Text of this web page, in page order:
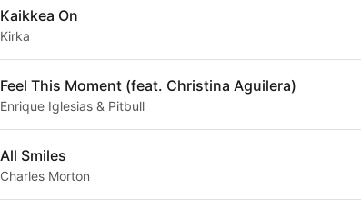
Kaikkea On
Kirka
Feel This Moment (feat. Christina Aguilera)
Enrique Iglesias & Pitbull
All Smiles
Charles Morton